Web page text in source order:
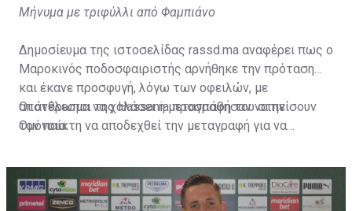
Μήνυμα με τριφύλλι από Φαμπιάνο
Δημοσίευμα της ιστοσελίδας rassd.ma αναφέρει πως ο
Μαροκινός ποδοσφαιριστής αρνήθηκε την πρόταση
και έκανε προσφυγή, λόγω των οφειλών, με
αποτέλεσμα να χαλάσει η μεταγραφή του στην
Ομόνοια.
Οι άνθρωποι της Hassania προσπάθησαν να πείσουν
τον παίκτη να αποδεχθεί την μεταγραφή για να
να λύσει το συμβόλαιό του, ώστε να μετακομίσει
ελεύθερα σε οποιαδήποτε νέα ομάδα το τρέχον